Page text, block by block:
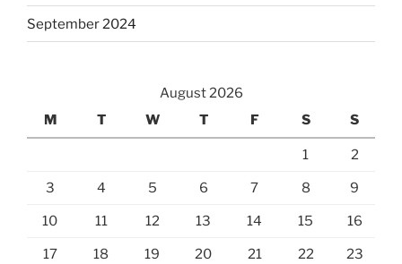
September 2024
August 2026
M
T W T F S S
1 2
3 4 5 6 7 8 9
10 11 12 13 14 15 16
17 18 19 20 21 22 23